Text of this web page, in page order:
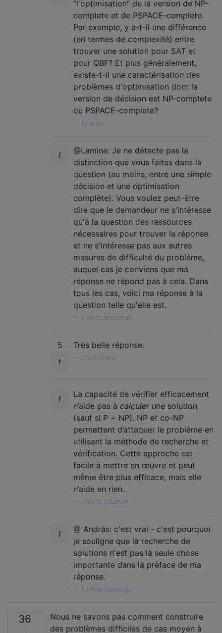
"l'optimisation" de la version de NP-
complete et de PSPACE-complete.
Par exemple, y a-t-il une différence
(en termes de complexité) entre
trouver une solution pour SAT et
pour QBF? Et plus généralement,
existe-t-il une caractérisation des
problèmes d'optimisation dont la
version de décision est NP-complete
ou PSPACE-complete?
Lamine
@Lamine: Je ne détecte pas la
distinction que vous faites dans la
question (au moins, entre une simple
décision et une optimisation
complète). Vous voulez peut-être
dire que le demandeur ne s'intéresse
qu'à la question des ressources
nécessaires pour trouver la réponse
et ne s'intéresse pas aux autres
mesures de difficulté du problème,
auquel cas je conviens que ma
réponse ne répond pas à cela. Dans
tous les cas, voici ma réponse à la
question telle qu'elle est.
Niel de Beaudrap
5 Très belle réponse.
Dave Clarke
La capacité de vérifier efficacement
n’aide pas à calculer une solution
(sauf si P = NP). NP et co-NP
permettent d’attaquer le problème en
utilisant la méthode de recherche et
vérification. Cette approche est
facile à mettre en œuvre et peut
même être plus efficace, mais elle
n’aide en rien.
András Salamon
@ András: c'est vrai - c'est pourquoi
je souligne que la recherche de
solutions n'est pas la seule chose
importante dans la préface de ma
réponse.
Niel de Beaudrap
36
Nous ne savons pas comment construire
des problèmes difficiles de cas moyen à